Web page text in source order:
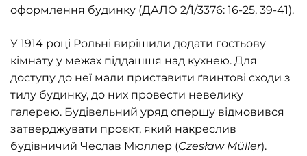
оформлення будинку (ДАЛО 2/1/3376: 16-25, 39-41).
У 1914 році Рольні вирішили додати гостьову
кімнату у межах піддашшя над кухнею. Для
доступу до неї мали приставити ґвинтові сходи з
тилу будинку, до них провести невелику
галерею. Будівельний уряд спершу відмовився
затверджувати проєкт, який накреслив
будівничий Чеслав Мюллер (Czesław Müller).